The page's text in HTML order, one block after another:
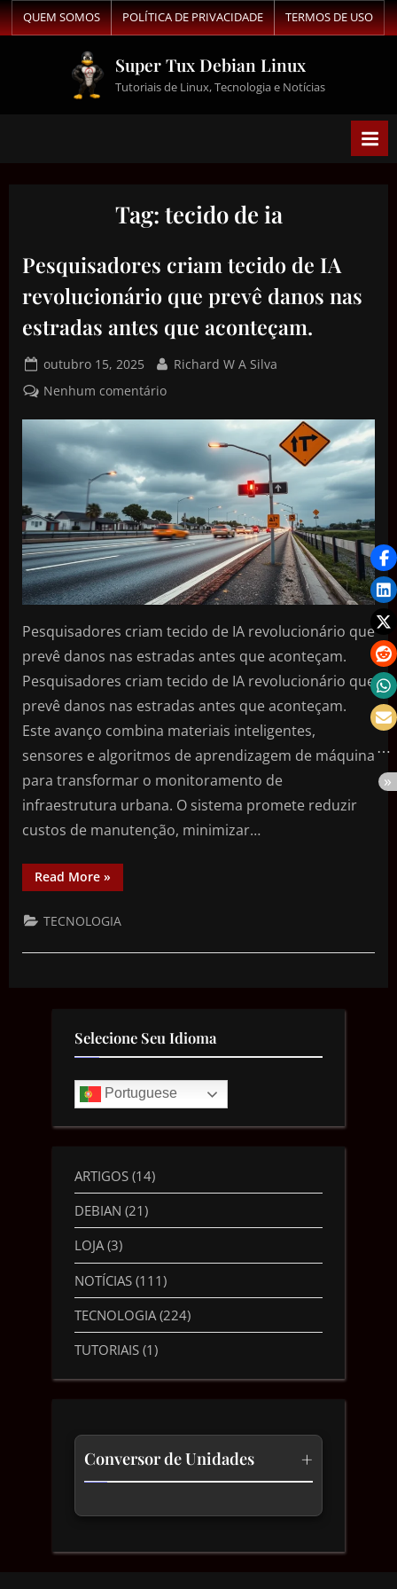
QUEM SOMOS POLÍTICA DE PRIVACIDADE TERMOS DE USO
Super Tux Debian Linux
Tutoriais de Linux, Tecnologia e Notícias
Tag: tecido de ia
Pesquisadores criam tecido de IA
revolucionário que prevê danos nas
estradas antes que aconteçam.
outubro 15, 2025
Richard W A Silva
Nenhum comentário
Pesquisadores criam tecido de IA revolucionário que
prevê danos nas estradas antes que aconteçam.
Pesquisadores criam tecido de IA revolucionário que
prevê danos nas estradas antes que aconteçam.
Este avanço combina materiais inteligentes,
sensores e algoritmos de aprendizagem de máquina
para transformar o monitoramento de
infraestrutura urbana. O sistema promete reduzir
custos de manutenção, minimizar…
Read More »
TECNOLOGIA
Selecione Seu Idioma
Portuguese
ARTIGOS (14)
DEBIAN (21)
LOJA(3)
NOTÍCIAS (111)
TECNOLOGIA (224)
TUTORIAIS (1)
Conversor de Unidades +
Comprimento